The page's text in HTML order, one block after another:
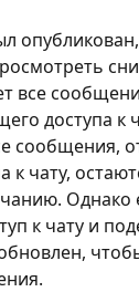
все
доступа к
сообщения,
к чату,
Однако
к чату и